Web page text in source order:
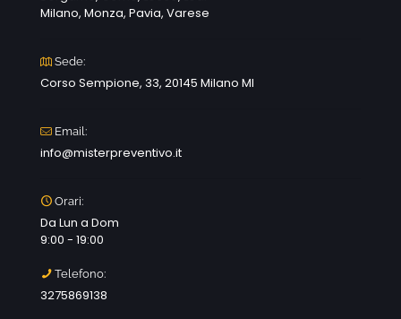
Milano, Monza, Pavia, Varese
Sede:
Corso Sempione, 33, 20145 Milano MI
Email:
info@misterpreventivo.it
Orari:
Da Lun a Dom
9:00 - 19:00
Telefono:
3275869138